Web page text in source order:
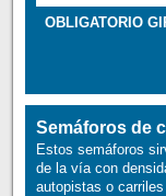
OBLIGATORIO
Semáforos de
Estos semáforos
de la vía con
autopistas o